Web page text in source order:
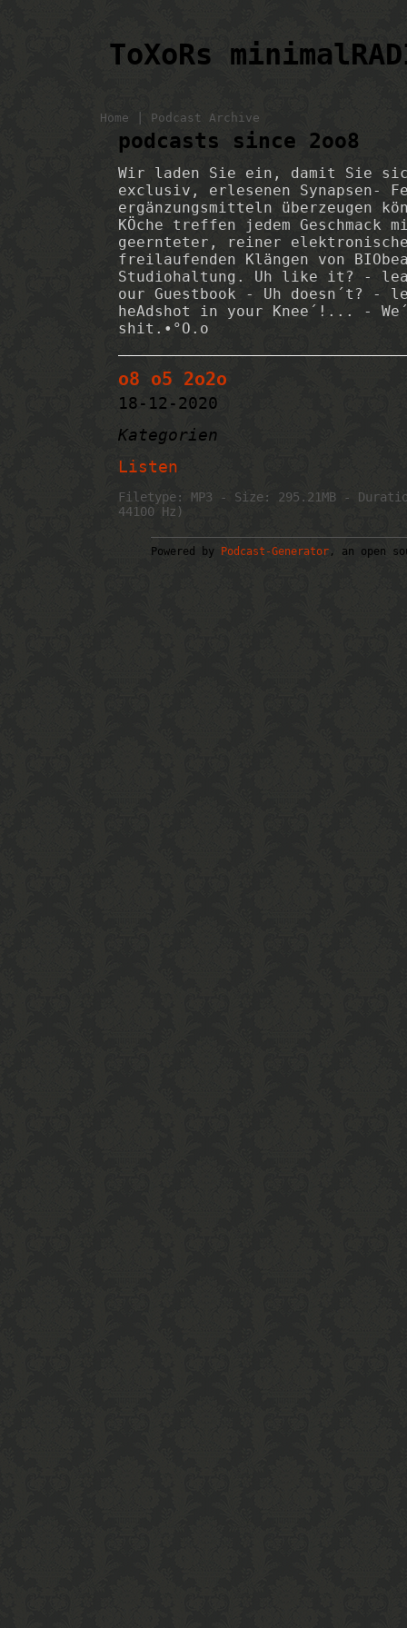
ToXoRs
Home Podcast Archive
podcasts since 2oo8
Wir laden Sie ein, damit Sie
exclusiv, erlesenen Synapsen-
ergänzungsmitteln überzeugen
KÖche treffen jedem Geschmack
geernteter, reiner
freilaufenden Klängen von
Studiohaltung. Uh like it? -
our Guestbook - Uh doesn´t? -
heAdshot in your Knee´!... -
shit.•°O.o
o8 o5 2o2o
18-12-2020
Kategorien
Listen
Filetype: MP3 - Size: 295.21MB -
44100 Hz)
Powered by Podcast-Generator , an open